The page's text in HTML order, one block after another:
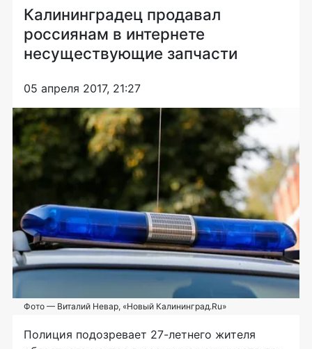
Калининградец продавал
россиянам в интернете
несуществующие запчасти
05 апреля 2017, 21:27
Фото — Виталий Невар, «Новый Калининград.Ru»
Полиция подозревает 27-летнего жителя